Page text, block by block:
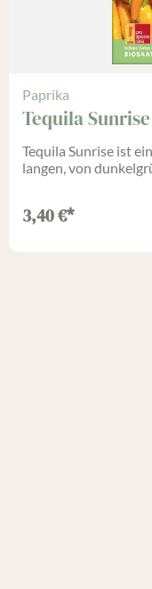
Paprika
Tequila Sunrise
Tequila Sunrise ist
langen, von
3,40€*